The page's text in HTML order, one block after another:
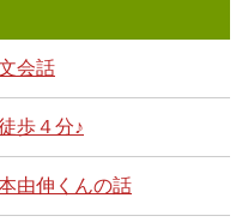
会話
歩４分♪
由伸くんの話